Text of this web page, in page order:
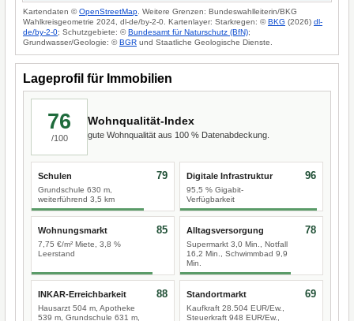
Kartendaten ©OpenStreetMap . Weitere Grenzen: Bundeswahlleiterin/BKG
Wahlkreisgeometrie 2024, dl-de/by-2-0. Kartenlayer: Starkregen: ©BKG (2026) dl-
de/by-2-0; Schutzgebiete: ©Bundesamt für Naturschutz (BfN);
Grundwasser/Geologie: ©BGR und Staatliche Geologische Dienste.
Lageprofil für Immobilien
76
/100
Wohnqualität-Index
gute Wohnqualität aus 100 % Datenabdeckung.
Schulen
Grundschule 630 m,
weiterführend 3,5 km
79 Digitale Infrastruktur
95,5 % Gigabit-
Verfügbarkeit
96
Wohnungsmarkt
7,75 €/m² Miete, 3,8 %
Leerstand
85 Alltagsversorgung
Supermarkt 3,0 Min., Notfall
16,2 Min., Schwimmbad 9,9
Min.
78
INKAR-Erreichbarkeit
Hausarzt 504 m, Apotheke
539 m, Grundschule 631 m,
88 Standortmarkt
Kaufkraft 28.504 EUR/Ew.,
Steuerkraft 948 EUR/Ew.,
69